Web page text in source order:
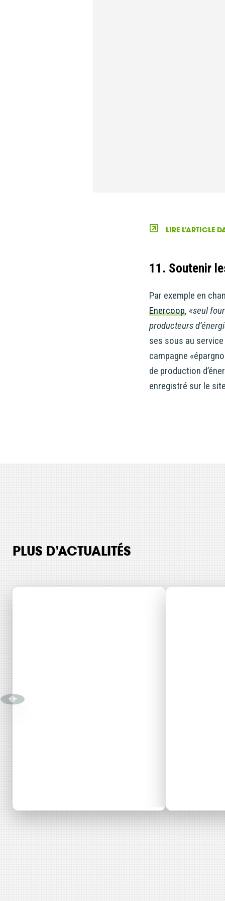
LIRE L'ARTICLE
11. Soutenir
Par exemple en
Enercoop, «seul
producteurs
ses sous au
campagne
de production
enregistré sur le
PLUS D'ACTUALITÉS
Kits solaires
Les